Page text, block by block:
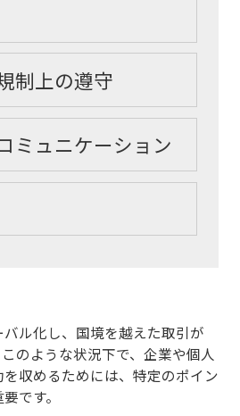
制上の遵守
ミュニケーション
ル化し、国境を越えた取引が
のような状況下で、企業や個人
収めるためには、特定のポイン
です。